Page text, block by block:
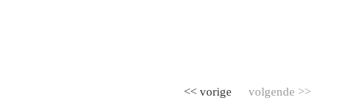
volgende >>
<< vorige